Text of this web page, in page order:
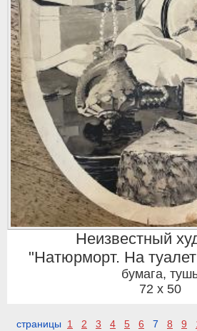
Неизвестный
"Натюрморт. На
бумага,
72 x 50
страницы 1 2 3 4 5 6 7 8 9